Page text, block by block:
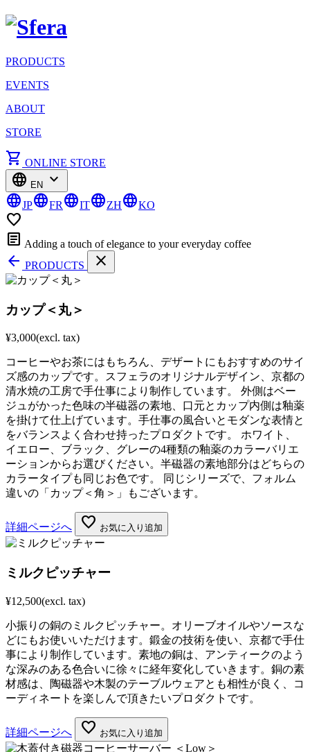
PRODUCTS
EVENTS
ABOUT
STORE
shopping_cart ONLINE STORE
language EN
expand_more
languageJPlanguageFR languageITlanguageZHlanguageKO
favorite_border
article Adding a touch of elegance to your everyday coffee
arrow_back PRODUCTS close
カップ＜丸＞
¥3,000(excl. tax)
コーヒーやお茶にはもちろん、デザートにもおすすめのサイ
ズ感のカップです。スフェラのオリジナルデザイン、京都の
清水焼の工房で手仕事により制作しています。 外側はベー
ジュがかった色味の半磁器の素地、口元とカップ内側は釉薬
を掛けて仕上げています。手仕事の風合いとモダンな表情と
をバランスよく合わせ持ったプロダクトです。 ホワイト、
イエロー、ブラック、グレーの4種類の釉薬のカラーバリエ
ーションからお選びください。半磁器の素地部分はどちらの
カラータイプも同じお色です。 同じシリーズで、フォルム
違いの「カップ＜角＞」もございます。
詳細ページへ favorite お気に入り追加
ミルクピッチャー
¥12,500(excl. tax)
小振りの銅のミルクピッチャー。オリーブオイルやソースな
どにもお使いいただけます。鍛金の技術を使い、京都で手仕
事により制作しています。素地の銅は、アンティークのよう
な深みのある色合いに徐々に経年変化していきます。銅の素
材感は、陶磁器や木製のテーブルウェアとも相性が良く、コ
ーディネートを楽しんで頂きたいプロダクトです。
詳細ページへ favorite お気に入り追加